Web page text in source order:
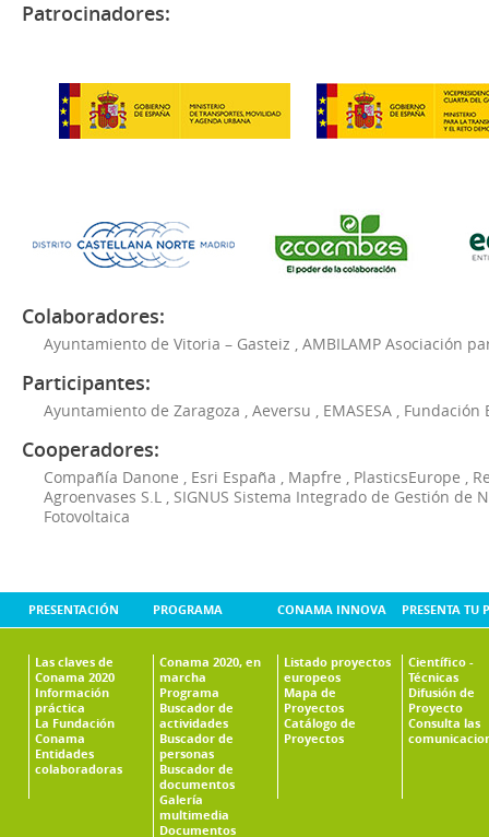
Patrocinadores:
Colaboradores:
Ayuntamiento de Vitoria – Gasteiz AMBILAMP Asociación
Participantes:
Ayuntamiento de Zaragoza Aeversu EMASESA Fundación
Cooperadores:
Compañía Danone Esri España Mapfre PlasticsEurope
Agroenvases S.L
SIGNUS Sistema Integrado de Gestión de
Fotovoltaica
PRESENTACIÓN
Las claves de
Conama 2020
Información
práctica
La Fundación
Conama
Entidades
colaboradoras
PROGRAMA
Conama 2020, en
marcha
Programa
Buscador de
actividades
Buscador de
personas
Buscador de
documentos
Galería
multimedia
Documentos
CONAMA INNOVA
Listado proyectos
europeos
Mapa de
Proyectos
Catálogo de
Proyectos
PRESENTA TU
Científico -
Técnicas
Difusión de
Proyecto
Consulta las